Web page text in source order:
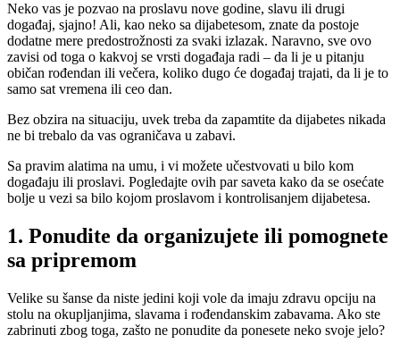
Neko vas je pozvao na proslavu nove godine, slavu ili drugi
događaj, sjajno! Ali, kao neko sa dijabetesom, znate da postoje
dodatne mere predostrožnosti za svaki izlazak. Naravno, sve ovo
zavisi od toga o kakvoj se vrsti događaja radi – da li je u pitanju
običan rođendan ili večera, koliko dugo će događaj trajati, da li je to
samo sat vremena ili ceo dan.
Bez obzira na situaciju, uvek treba da zapamtite da dijabetes nikada
ne bi trebalo da vas ograničava u zabavi.
Sa pravim alatima na umu, i vi možete učestvovati u bilo kom
događaju ili proslavi. Pogledajte ovih par saveta kako da se osećate
bolje u vezi sa bilo kojom proslavom i kontrolisanjem dijabetesa.
1. Ponudite da organizujete ili pomognete
sa pripremom
Velike su šanse da niste jedini koji vole da imaju zdravu opciju na
stolu na okupljanjima, slavama i rođendanskim zabavama. Ako ste
zabrinuti zbog toga, zašto ne ponudite da ponesete neko svoje jelo?